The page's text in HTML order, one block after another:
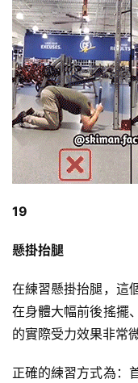
19
懸掛抬腿
在練習懸掛抬腿，這
在身體大幅前後搖擺
的實際受力效果非常
正確的練習方式為：